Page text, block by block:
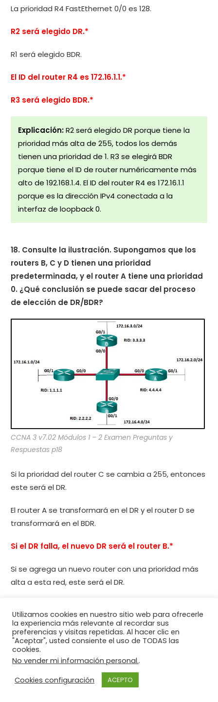
La prioridad R4 FastEthernet 0/0 es 128.
R2 será elegido DR.*
R1 será elegido BDR.
El ID del router R4 es 172.16.1.1.*
R3 será elegido BDR.*
Explicación:R2 será elegido DR porque tiene la
prioridad más alta de 255, todos los demás
tienen una prioridad de 1. R3 se elegirá BDR
porque tiene el ID de router numéricamente más
alto de 192.168.1.4. El ID del router R4 es 172.16.1.1
porque es la dirección IPv4 conectada a la
interfaz de loopback 0.
18. Consulte la ilustración. Supongamos que los
routers B, C y D tienen una prioridad
predeterminada, y el router A tiene una prioridad
0. ¿Qué conclusión se puede sacar del proceso
de elección de DR/BDR?
CCNA 3 v7.02 Módulos 1 – 2 Examen Preguntas y
Respuestas p18
Si la prioridad del router C se cambia a 255, entonces
este será el DR.
El router A se transformará en el DR y el router D se
transformará en el BDR.
Si el DR falla, el nuevo DR será el router B.*
Si se agrega un nuevo router con una prioridad más
alta a esta red, este será el DR.
Explicación:Si la prioridad se establece en 0, el
router no es capaz de convertirse en el DR, por lo
que el router A no puede ser el DR. La elección del
DR y el BDR OSPF no se basa en prelación. Si un
router nuevo con una prioridad más alta o una ID
de router más alta se agrega a la red después
Utilizamos cookies en nuestro sitio web para ofrecerle
la experiencia más relevante al recordar sus
preferencias y visitas repetidas. Al hacer clic en
"Aceptar", usted consiente el uso de TODAS las
cookies.
No vender mi información personal..
Cookies configuración
ACEPTO